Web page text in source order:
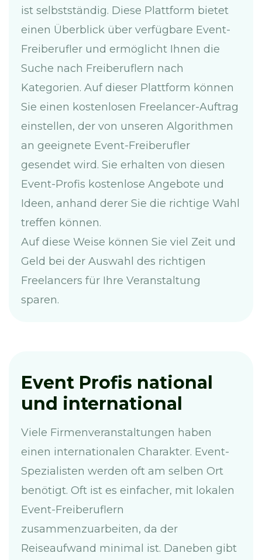
ist selbstständig. Diese Plattform bietet
einen Überblick über verfügbare Event-
Freiberufler und ermöglicht Ihnen die
Suche nach Freiberuflern nach
Kategorien. Auf dieser Plattform können
Sie einen kostenlosen Freelancer-Auftrag
einstellen, der von unseren Algorithmen
an geeignete Event-Freiberufler
gesendet wird. Sie erhalten von diesen
Event-Profis kostenlose Angebote und
Ideen, anhand derer Sie die richtige Wahl
treffen können.
Auf diese Weise können Sie viel Zeit und
Geld bei der Auswahl des richtigen
Freelancers für Ihre Veranstaltung
sparen.
Event Profis national
und international
Viele Firmenveranstaltungen haben
einen internationalen Charakter. Event-
Spezialisten werden oft am selben Ort
benötigt. Oft ist es einfacher, mit lokalen
Event-Freiberuflern
zusammenzuarbeiten, da der
Reiseaufwand minimal ist. Daneben gibt